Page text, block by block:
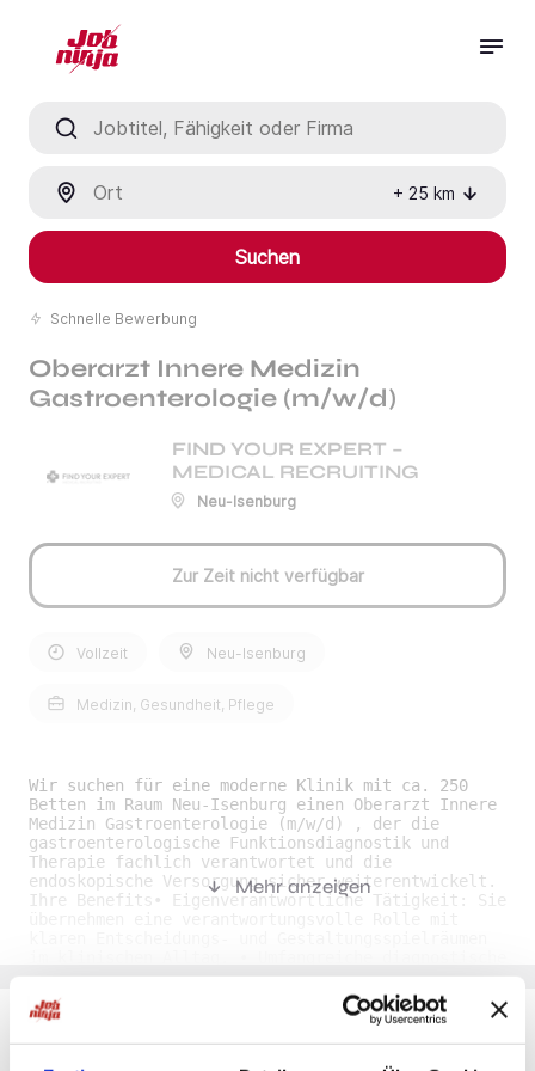
+ 25 km
Suchen
Schnelle Bewerbung
Oberarzt Innere Medizin
Gastroenterologie (m/w/d)
FIND YOUR EXPERT –
MEDICAL RECRUITING
Neu-Isenburg
Zur Zeit nicht verfügbar
Vollzeit Neu-Isenburg
Medizin, Gesundheit, Pflege
Wir suchen für eine moderne Klinik mit ca. 250
Betten im Raum Neu-Isenburg einen Oberarzt Innere
Medizin Gastroenterologie (m/w/d) , der die
gastroenterologische Funktionsdiagnostik und
Therapie fachlich verantwortet und die
endoskopische Versorgung sicher weiterentwickelt.
Ihre Benefits• Eigenverantwortliche Tätigkeit: Sie
Möglichkeiten: Sie arbeiten an einem Spektrum aus
sonographischen sowie endoskopischen
Untersuchungen und therapeutischen Eingriffen. •
Mehr anzeigen